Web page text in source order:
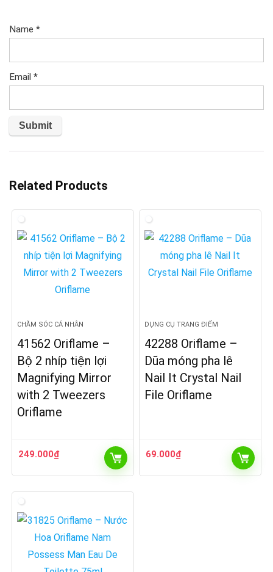
Name *
Email *
Related Products
CHĂM SÓC CÁ NHÂN
41562 Oriflame –
Bộ 2 nhíp tiện lợi
Magnifying Mirror
with 2 Tweezers
Oriflame
249.000₫
DỤNG CỤ TRANG ĐIỂM
42288 Oriflame –
Dũa móng pha lê
Nail It Crystal Nail
File Oriflame
69.000₫